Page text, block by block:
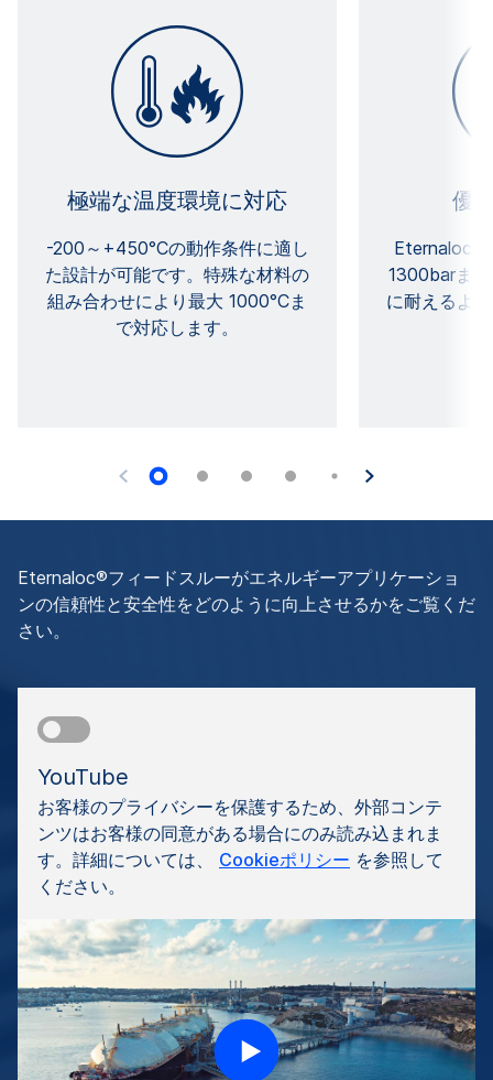
極端な温度環境に対応
-200～+450°Cの動作条件に適し
た設計が可能です。特殊な材料の
組み合わせにより最大 1000°Cま
で対応します。
優
Eternaloc®
1300barま
に耐えるよ
Eternaloc®フィードスルーがエネルギーアプリケーショ
ンの信頼性と安全性をどのように向上させるかをご覧くだ
さい。
YouTube
お客様のプライバシーを保護するため、外部コンテ
ンツはお客様の同意がある場合にのみ読み込まれま
す。詳細については、 Cookieポリシー を参照して
ください。